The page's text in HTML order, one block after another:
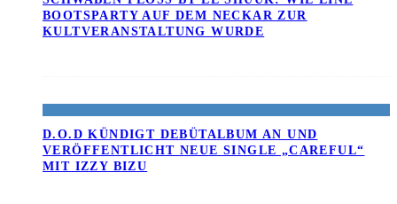
OOTSPARTY AUF DEM NECKAR ZUR K
ULTVERANSTALTUNG WURDE
D.O.D KÜNDIGT DEBÜTALBUM AN UND
VERÖFFENTLICHT NEUE SINGLE „CAREFUL“
MIT IZZY BIZU